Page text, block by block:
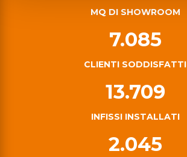
MQ DI SHOWROOM
7.085
CLIENTI SODDISFATTI
13.709
INFISSI INSTALLATI
2.045